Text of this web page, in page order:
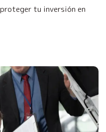
tu inversión en